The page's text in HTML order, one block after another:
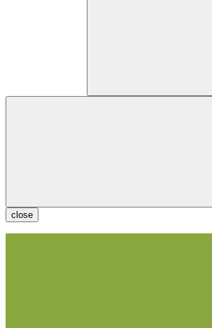
close